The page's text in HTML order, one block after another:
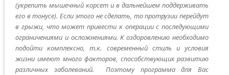
(укрепить мышечный корсет и в дальнейшем поддерживать
его в тонусе). Если этого не сделать, то протрузии перейдут
в грыжи, что может привести к операции с последующими
ограничениями и осложнениями. К оздоровлению необходимо
подойти комплексно, т.к. современный стиль и условия
жизни имеют много факторов, способствующих развитию
различных заболеваний. Поэтому программа для Вас